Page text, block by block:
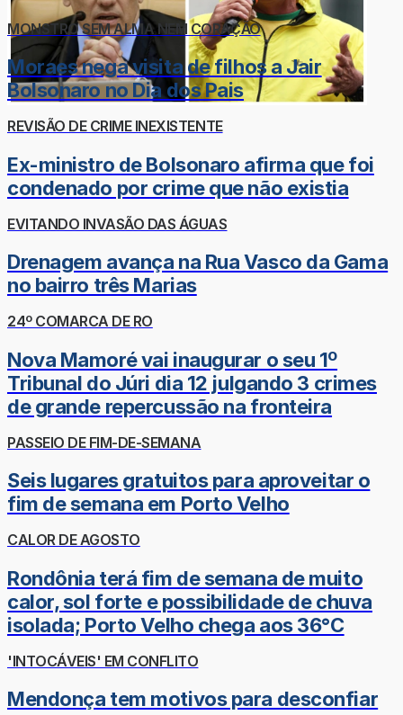
MONSTRO SEM ALMA NEM CORAÇÃO
Moraes nega visita de filhos a Jair
Bolsonaro no Dia dos Pais
REVISÃO DE CRIME INEXISTENTE
Ex-ministro de Bolsonaro afirma que foi
condenado por crime que não existia
EVITANDO INVASÃO DAS ÁGUAS
Drenagem avança na Rua Vasco da Gama
no bairro três Marias
24º COMARCA DE RO
Nova Mamoré vai inaugurar o seu 1º
Tribunal do Júri dia 12 julgando 3 crimes
de grande repercussão na fronteira
PASSEIO DE FIM-DE-SEMANA
Seis lugares gratuitos para aproveitar o
fim de semana em Porto Velho
CALOR DE AGOSTO
Rondônia terá fim de semana de muito
calor, sol forte e possibilidade de chuva
isolada; Porto Velho chega aos 36°C
'INTOCÁVEIS' EM CONFLITO
Mendonça tem motivos para desconfiar